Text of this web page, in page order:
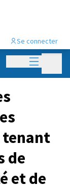
Menu
Se connecter
tenant
de
et de